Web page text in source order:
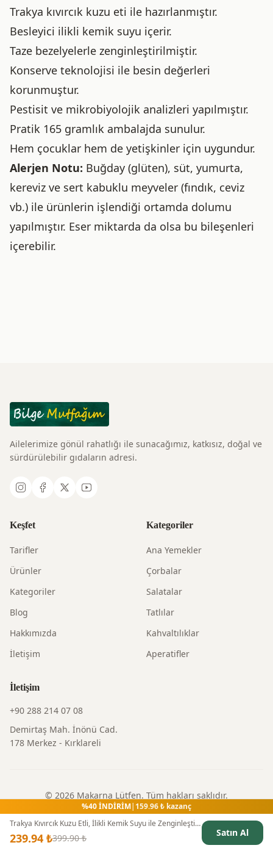
Trakya kıvırcık kuzu eti ile hazırlanmıştır.
Besleyici ilikli kemik suyu içerir.
Taze bezelyelerle zenginleştirilmiştir.
Konserve teknolojisi ile besin değerleri
korunmuştur.
Pestisit ve mikrobiyolojik analizleri yapılmıştır.
Pratik 165 gramlık ambalajda sunulur.
Hem çocuklar hem de yetişkinler için uygundur.
Alerjen Notu: Buğday (glüten), süt, yumurta,
kereviz ve sert kabuklu meyveler (fındık, ceviz
vb.) ile ürünlerin işlendiği ortamda dolumu
yapılmıştır. Eser miktarda da olsa bu bileşenleri
içerebilir.
%40İNDİRİM| 159.96₺ kazanç
Trakya Kıvırcık Kuzu Etli, İlikli Kemik Suyu ile Zenginleştirilmiş Bezelye Çorbası (165g)
239.94 ₺399.90₺ Satın Al
Ailelerimize gönül rahatlığı ile sunacağımız, katkısız, doğal ve
sürdürülebilir gıdaların adresi.
Keşfet
Tarifler
Ürünler
Kategoriler
Blog
Hakkımızda
İletişim
Kategoriler
Ana Yemekler
Çorbalar
Salatalar
Tatlılar
Kahvaltılıklar
Aperatifler
İletişim
+90 288 214 07 08
Demirtaş Mah. İnönü Cad.
178 Merkez - Kırklareli
© 2026 Makarna Lütfen. Tüm hakları saklıdır.
Gizlilik Politikası|Kullanım Şartları|İade Politikası